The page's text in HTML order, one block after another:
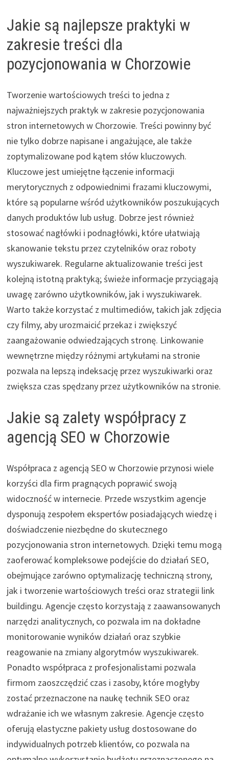
Jakie są najlepsze praktyki w
zakresie treści dla
pozycjonowania w Chorzowie
Tworzenie wartościowych treści to jedna z
najważniejszych praktyk w zakresie pozycjonowania
stron internetowych w Chorzowie. Treści powinny być
nie tylko dobrze napisane i angażujące, ale także
zoptymalizowane pod kątem słów kluczowych.
Kluczowe jest umiejętne łączenie informacji
merytorycznych z odpowiednimi frazami kluczowymi,
które są popularne wśród użytkowników poszukujących
danych produktów lub usług. Dobrze jest również
stosować nagłówki i podnagłówki, które ułatwiają
skanowanie tekstu przez czytelników oraz roboty
wyszukiwarek. Regularne aktualizowanie treści jest
kolejną istotną praktyką; świeże informacje przyciągają
uwagę zarówno użytkowników, jak i wyszukiwarek.
Warto także korzystać z multimediów, takich jak zdjęcia
czy filmy, aby urozmaicić przekaz i zwiększyć
zaangażowanie odwiedzających stronę. Linkowanie
wewnętrzne między różnymi artykułami na stronie
pozwala na lepszą indeksację przez wyszukiwarki oraz
zwiększa czas spędzany przez użytkowników na stronie.
Jakie są zalety współpracy z
agencją SEO w Chorzowie
Współpraca z agencją SEO w Chorzowie przynosi wiele
korzyści dla firm pragnących poprawić swoją
widoczność w internecie. Przede wszystkim agencje
dysponują zespołem ekspertów posiadających wiedzę i
doświadczenie niezbędne do skutecznego
pozycjonowania stron internetowych. Dzięki temu mogą
zaoferować kompleksowe podejście do działań SEO,
obejmujące zarówno optymalizację techniczną strony,
jak i tworzenie wartościowych treści oraz strategii link
buildingu. Agencje często korzystają z zaawansowanych
narzędzi analitycznych, co pozwala im na dokładne
monitorowanie wyników działań oraz szybkie
reagowanie na zmiany algorytmów wyszukiwarek.
Ponadto współpraca z profesjonalistami pozwala
firmom zaoszczędzić czas i zasoby, które mogłyby
zostać przeznaczone na naukę technik SEO oraz
wdrażanie ich we własnym zakresie. Agencje często
oferują elastyczne pakiety usług dostosowane do
indywidualnych potrzeb klientów, co pozwala na